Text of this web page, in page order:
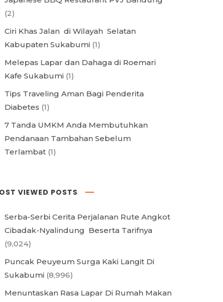
(2)
Ciri Khas Jalan di Wilayah Selatan
Kabupaten Sukabumi (1)
Melepas Lapar dan Dahaga di Roemari
Kafe Sukabumi (1)
Tips Traveling Aman Bagi Penderita
Diabetes (1)
7 Tanda UMKM Anda Membutuhkan
Pendanaan Tambahan Sebelum
Terlambat (1)
VIEWED POSTS
Serba-Serbi Cerita Perjalanan Rute Angkot
Cibadak-Nyalindung Beserta Tarifnya
(9,024)
Puncak Peuyeum Surga Kaki Langit Di
Sukabumi (8,996)
Menuntaskan Rasa Lapar Di Rumah Makan